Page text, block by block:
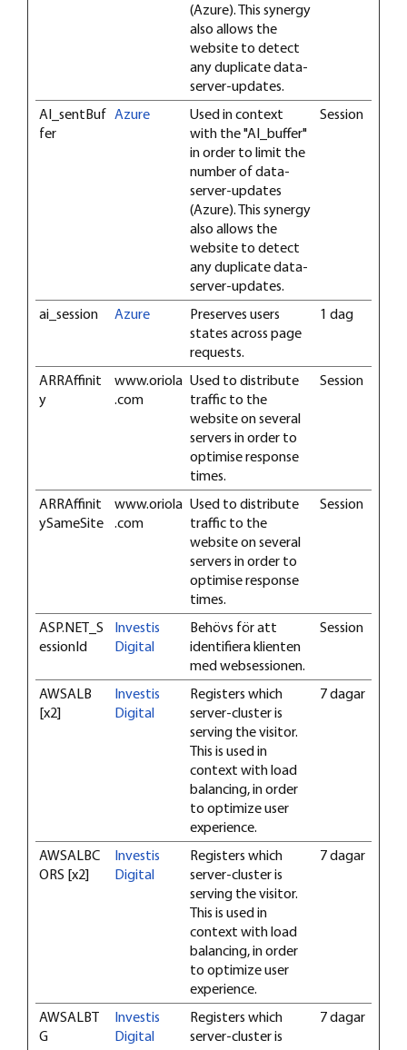
(Azure). This synergy
also allows the
website to detect
any duplicate data-
server-updates.
AI_sentBuf
fer
Azure
Used in context
with the "AI_buffer"
in order to limit the
number of data-
server-updates
(Azure). This synergy
also allows the
website to detect
any duplicate data-
server-updates.
Session
ai_session Azure
Preserves users
states across page
requests.
1 dag
ARRAffinit
y
www.oriola
.com
Used to distribute
traffic to the
website on several
servers in order to
optimise response
times.
Session
ARRAffinit
ySameSite
www.oriola
.com
Used to distribute
traffic to the
website on several
servers in order to
optimise response
times.
Session
ASP.NET_S
essionId
Investis
Digital
Behövs för att
identifiera klienten
med websessionen.
Session
AWSALB
[x2]
Investis
Digital
Registers which
server-cluster is
serving the visitor.
This is used in
context with load
balancing, in order
to optimize user
experience.
7 dagar
AWSALBC
ORS [x2]
Investis
Digital
Registers which
server-cluster is
serving the visitor.
This is used in
context with load
balancing, in order
to optimize user
experience.
7 dagar
AWSALBT
G
Investis
Digital
Registers which
server-cluster is
7 dagar